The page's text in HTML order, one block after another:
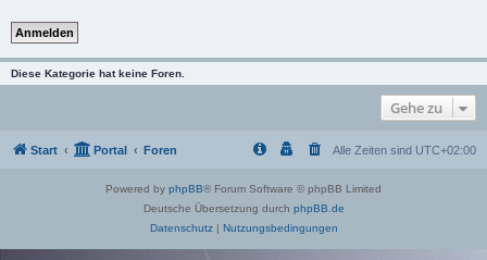
Diese Kategorie hat keine Foren.
Gehe zu
Start Portal Foren Alle Zeiten sind UTC+02:00
Powered by phpBB® Forum Software © phpBB Limited
Deutsche Übersetzung durch phpBB.de
Datenschutz| Nutzungsbedingungen